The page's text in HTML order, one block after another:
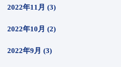
2022年11月 (3)
2022年10月 (2)
2022年9月 (3)